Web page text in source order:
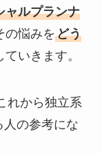
ャルプランナ
の悩みをどう
いきます。
れから独立系
人の参考にな